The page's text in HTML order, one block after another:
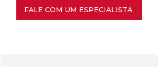
FALE COM UM ESPECIALISTA